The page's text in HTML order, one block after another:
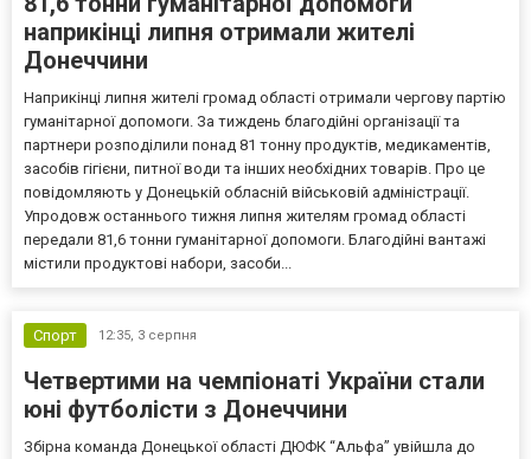
наприкінці липня отримали жителі
Донеччини
Наприкінці липня жителі громад області отримали чергову партію
гуманітарної допомоги. За тиждень благодійні організації та
партнери розподілили понад 81 тонну продуктів, медикаментів,
засобів гігієни, питної води та інших необхідних товарів. Про це
повідомляють у Донецькій обласній військовій адміністрації.
Упродовж останнього тижня липня жителям громад області
передали 81,6 тонни гуманітарної допомоги. Благодійні вантажі
містили продуктові набори, засоби...
Спорт 12:35, 3 серпня
Четвертими на чемпіонаті України стали
юні футболісти з Донеччини
Збірна команда Донецької області ДЮФК “Альфа” увійшла до